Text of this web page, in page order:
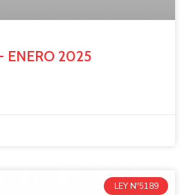
ENERO 2025
LEY Nº5189